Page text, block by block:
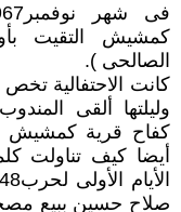
كمشيش التقيت
الصالحى ).
كانت الاحتفالية
وليلتها ألقى
كفاح قرية كمشيش
أيضا كيف تناولت
صلاح حسين ببيع